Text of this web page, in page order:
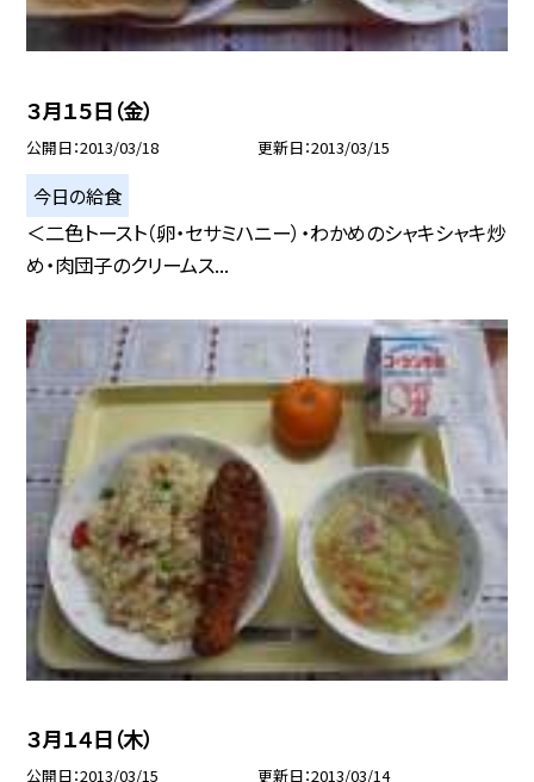
３月１５日（金）
公開日 2013/03/18 更新日 2013/03/15
今日の給食
＜二色トースト（卵・セサミハニー）・わかめのシャキシャキ炒
め・肉団子のクリームス...
３月１４日（木）
公開日 2013/03/15 更新日 2013/03/14